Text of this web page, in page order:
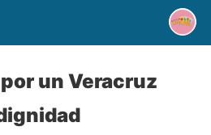
un Veracruz